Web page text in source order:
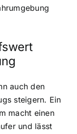
auch den
steigern. Ein
macht einen
und lässt